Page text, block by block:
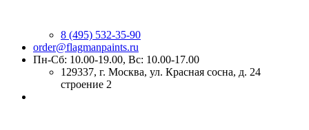
8 (495) 532-35-90
order@flagmanpaints.ru
Пн-Сб: 10.00-19.00, Вс: 10.00-17.00
129337, г. Москва, ул. Красная сосна, д. 24
строение 2